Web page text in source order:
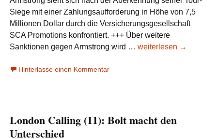
Siege mit einer Zahlungsaufforderung in Höhe von 7,5
Millionen Dollar durch die Versicherungsgesellschaft
SCA Promotions konfrontiert. +++ Über weitere
Sanktionen gegen Armstrong wird … Es
weiterlesen →
Hinterlasse einen Kommentar
London Calling (11): Bolt macht den
Unterschied